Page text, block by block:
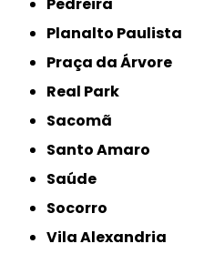
Planalto Paulista
Praça da Árvore
Real Park
Sacomã
Santo Amaro
Saúde
Socorro
Vila Alexandria